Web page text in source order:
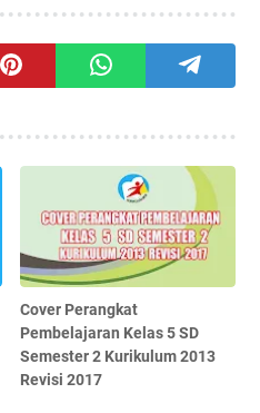
Cover Perangkat
Pembelajaran Kelas 5 SD
Semester 2 Kurikulum 2013
Revisi 2017